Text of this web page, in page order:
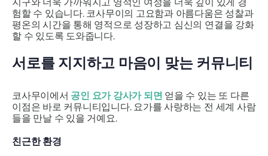
험할 수 있습니다. 코사무이의 고요함과 아름다움은 성찰과
평온의 시간을 통해 영적으로 성장하고 심신의 연결을 강화
할 수 있도록 도와줍니다.
서로를 지지하고 마음이 맞는 커뮤니티
코사무이에서 공인 요가 강사가 되면 얻을 수 있는 또 다른
이점은 바로 커뮤니티입니다. 요가를 사랑하는 전 세계 사람
들을 만날 수 있을 거예요.
친근한 환경